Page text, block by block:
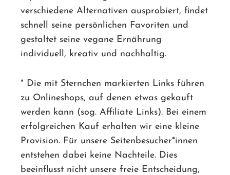
verschiedene Alternativen ausprobiert, findet
schnell seine persönlichen Favoriten und
gestaltet seine vegane Ernährung
individuell, kreativ und nachhaltig.
* Die mit Sternchen markierten Links führen
zu Onlineshops, auf denen etwas gekauft
werden kann (sog. Affiliate Links). Bei einem
erfolgreichen Kauf erhalten wir eine kleine
Provision. Für unsere Seitenbesucher*innen
entstehen dabei keine Nachteile. Dies
beeinflusst nicht unsere freie Entscheidung,